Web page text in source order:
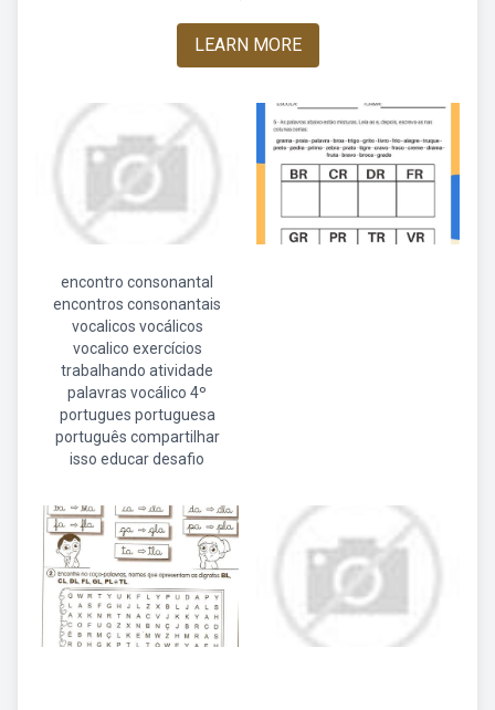
LEARN MORE
encontro consonantal
encontros consonantais
vocalicos vocálicos
vocalico exercícios
trabalhando atividade
palavras vocálico 4º
portugues portuguesa
português compartilhar
isso educar desafio